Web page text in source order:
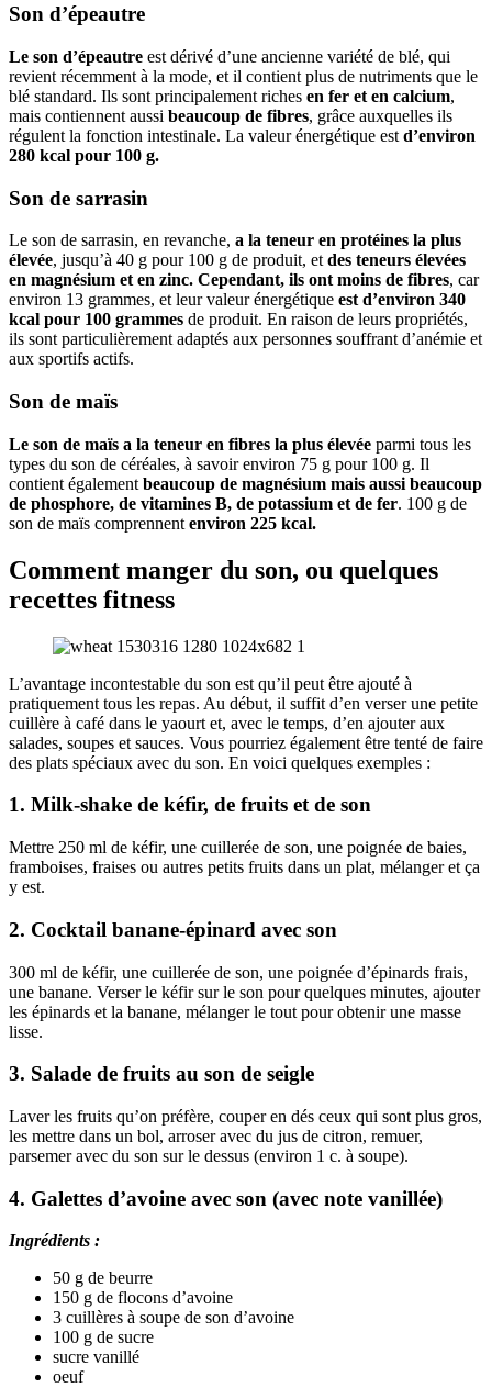
Son d’épeautre
Le son d’épeautre est dérivé d’une ancienne variété de blé, qui
revient récemment à la mode, et il contient plus de nutriments que le
blé standard. Ils sont principalement riches en fer et en calcium,
mais contiennent aussi beaucoup de fibres, grâce auxquelles ils
régulent la fonction intestinale. La valeur énergétique est d’environ
280 kcal pour 100 g.
Son de sarrasin
Le son de sarrasin, en revanche, a la teneur en protéines la plus
élevée, jusqu’à 40 g pour 100 g de produit, etdes teneurs élevées
en magnésium et en zinc. Cependant, ils ont moins de fibres, car
environ 13 grammes, et leur valeur énergétique est d’environ 340
kcal pour 100 grammes de produit. En raison de leurs propriétés,
ils sont particulièrement adaptés aux personnes souffrant d’anémie et
aux sportifs actifs.
Son de maïs
Le son de maïs a la teneur en fibres la plus élevée parmi tous les
types du son de céréales, à savoir environ 75 g pour 100 g. Il
contient également beaucoup de magnésium mais aussi beaucoup
de phosphore, de vitamines B, de potassium et de fer. 100 g de
son de maïs comprennent environ 225 kcal.
Comment manger du son, ou quelques
recettes fitness
L’avantage incontestable du son est qu’il peut être ajouté à
pratiquement tous les repas. Au début, il suffit d’en verser une petite
cuillère à café dans le yaourt et, avec le temps, d’en ajouter aux
salades, soupes et sauces. Vous pourriez également être tenté de faire
des plats spéciaux avec du son. En voici quelques exemples :
1. Milk-shake de kéfir, de fruits et de son
Mettre 250 ml de kéfir, une cuillerée de son, une poignée de baies,
framboises, fraises ou autres petits fruits dans un plat, mélanger et ça
y est.
2. Cocktail banane-épinard avec son
300 ml de kéfir, une cuillerée de son, une poignée d’épinards frais,
une banane. Verser le kéfir sur le son pour quelques minutes, ajouter
les épinards et la banane, mélanger le tout pour obtenir une masse
lisse.
3. Salade de fruits au son de seigle
Laver les fruits qu’on préfère, couper en dés ceux qui sont plus gros,
les mettre dans un bol, arroser avec du jus de citron, remuer,
parsemer avec du son sur le dessus (environ 1 c. à soupe).
4. Galettes d’avoine avec son (avec note vanillée)
Ingrédients :
50 g de beurre
150 g de flocons d’avoine
3 cuillères à soupe de son d’avoine
100 g de sucre
sucre vanillé
oeuf